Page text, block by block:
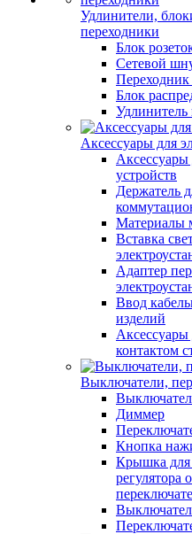
Удлинители,
переходники
Блок
Сетевой
Переходник
Блок
Удлинитель
Аксессуары для
Аксессуары
устройств
Держатель
Материалы
Вставка
Адаптер
Ввод
изделий
контактом
Выключатели,
Диммер
Кнопка
Крышка для
регулятора